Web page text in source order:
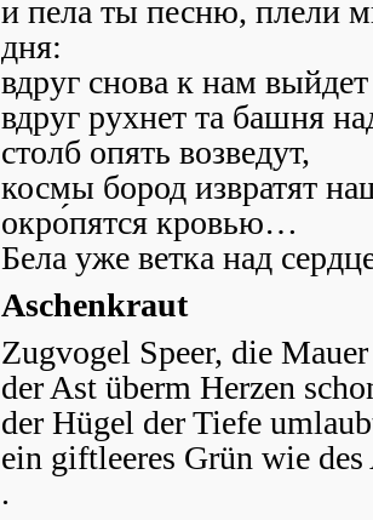
и пела ты песню, плели
дня:
вдруг снова к нам
вдруг рухнет та башня
столб опять возведут,
космы бород извратят
окро́пятся кровью…
Бела уже ветка над
Aschenkraut
Zugvogel Speer, die
der Ast überm Herzen
der Hügel der Tiefe
ein giftleeres Grün wie
.